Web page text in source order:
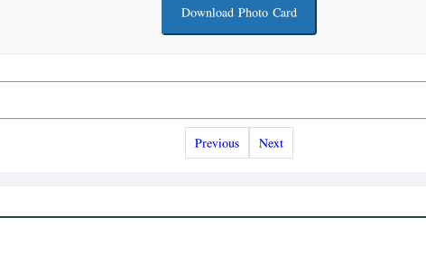
Download Photo Card
Previous Next